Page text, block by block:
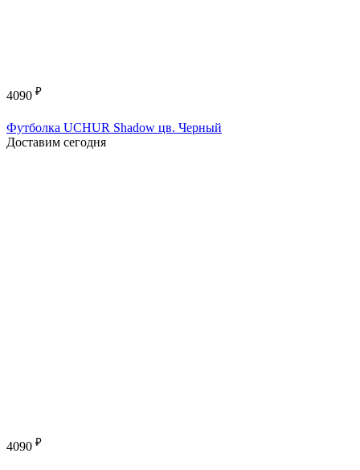
4090 ₽
Футболка UCHUR Shadow цв. Черный
Доставим сегодня
4090 ₽